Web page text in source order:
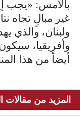
بالأمس: «يجب
غير مبالٍ تجاه
ولبنان، والذي
وأفريقيا،
أيضاً من هذا
المزيد من مقالات